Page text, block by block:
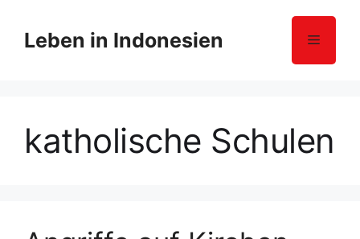
Leben in Indonesien Menü
katholische Schulen